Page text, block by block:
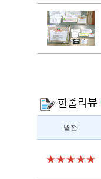
한줄리뷰
별점
★★★★★